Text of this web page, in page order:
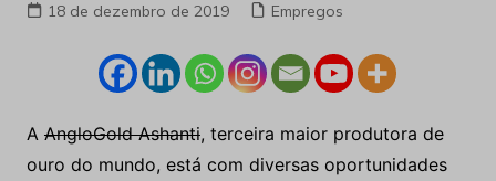
18 de dezembro de 2019 Empregos
A AngloGold Ashanti, terceira maior produtora de
ouro do mundo, está com diversas oportunidades